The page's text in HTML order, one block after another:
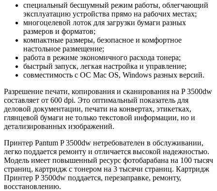
специальный бесшумный режим работы, облегчающий
эксплуатацию устройства прямо на рабочих местах;
многоцелевой лоток для загрузки бумаги разных
размеров и форматов;
компактные размеры, безопасное и комфортное
настольное размещение;
работа в режиме экономичного расхода тонера;
быстрый запуск, легкая настройка и управление;
совместимость с ОС Mac OS, Windows разных версий.
Разрешение печати, копирования и сканирования на P 3500dw
составляет от 600 dpi. Это оптимальный показатель для
деловой документации, печати на конвертах, этикетках,
глянцевой бумаги не только текстовой информации, но и
детализированных изображений.
Принтер Pantum P 3500dw нетребователен в обслуживании,
легко поддается ремонту и отличается высокой надежностью.
Модель имеет повышенный ресурс фотобарабана на 100 тысяч
страниц, картридж с тонером на 3 тысячи страниц. Картридж
Принтер P 3500dw поддается, перезаправке, ремонту,
восстановлению.